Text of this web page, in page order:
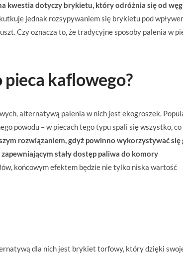
kwestia dotyczy brykietu, który odróżnia się od
jednak rozsypywaniem się brykietu pod
Czy oznacza to, że tradycyjne sposoby palenia w
pieca kaflowego?
alternatywą palenia w nich jest ekogroszek.
powodu – w piecach tego typu spali się wszystko, co
rozwiązaniem, gdyż powinno wykorzystywać się
stały dostęp paliwa do komory
końcowym efektem będzie nie tylko niska wartość
dla nich jest brykiet torfowy, który dzięki